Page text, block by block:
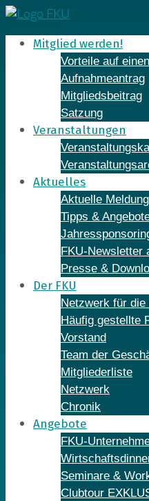
Skip
to
contentMitglied werden!
Vorteile auf
Aufnahmeantrag
Mitgliedsbeitrag
Satzung
Veranstaltungen
Aktuelles
Aktuelle
Tipps &
FKU-Newsletter
Presse &
Der FKU
Netzwerk für
Häufig gestellte
Vorstand
Team der
Mitgliederliste
Netzwerk
Chronik
Angebote
FKU-
Seminare &
Clubtour